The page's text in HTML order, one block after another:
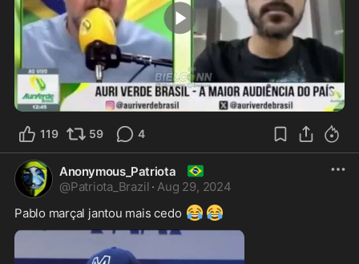
5:21
119 59 4
Anonymous_Patriota 🇧🇷
@Patriota_Brazil · Aug 29, 2024
Pablo marçal jantou mais cedo 😂 😂